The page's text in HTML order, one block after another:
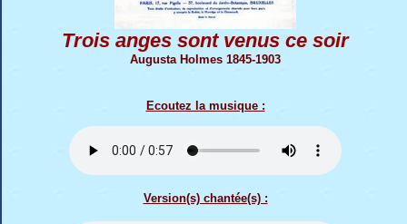
Trois anges sont venus ce soir
Augusta Holmes 1845-1903
Ecoutez la musique :
Version(s) chantée(s) :